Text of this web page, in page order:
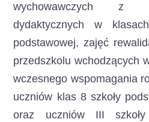
wychowawczych z
dydaktycznych w
podstawowej, zajęć
przedszkolu wchodzących
wczesnego wspomagania
uczniów klas 8 szkoły
oraz uczniów III